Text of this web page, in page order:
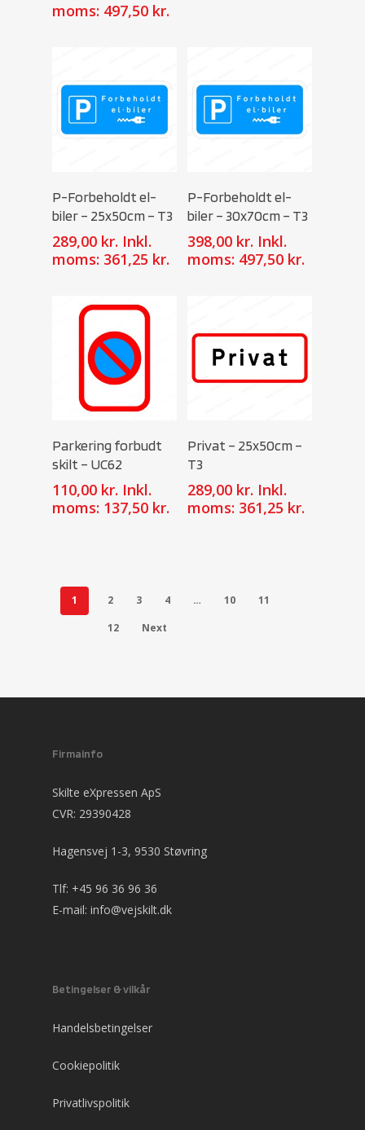
moms: 497,50 kr.
P-Forbeholdt el-
biler – 25x50cm – T3
289,00 kr. Inkl.
moms: 361,25 kr.
P-Forbeholdt el-
biler – 30x70cm – T3
398,00 kr. Inkl.
moms: 497,50 kr.
Parkering forbudt
skilt – UC62
110,00 kr. Inkl.
moms: 137,50 kr.
Privat – 25x50cm –
T3
289,00 kr. Inkl.
moms: 361,25 kr.
1 2 3 4 … 10
11
12
Next
Firmainfo
Skilte eXpressen ApS
CVR: 29390428
Hagensvej 1-3, 9530 Støvring
Tlf: +45 96 36 96 36
E-mail: info@vejskilt.dk
Betingelser & vilkår
Handelsbetingelser
Cookiepolitik
Privatlivspolitik